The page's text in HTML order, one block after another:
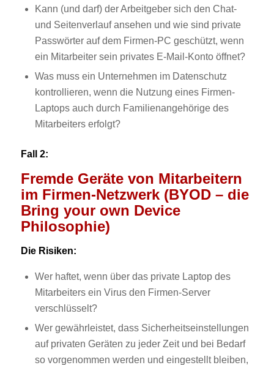
Kann (und darf) der Arbeitgeber sich den Chat-
und Seitenverlauf ansehen und wie sind private
Passwörter auf dem Firmen-PC geschützt, wenn
ein Mitarbeiter sein privates E-Mail-Konto öffnet?
Was muss ein Unternehmen im Datenschutz
kontrollieren, wenn die Nutzung eines Firmen-
Laptops auch durch Familienangehörige des
Mitarbeiters erfolgt?
Fall 2:
Fremde Geräte von Mitarbeitern
im Firmen-Netzwerk (BYOD – die
Bring your own Device
Philosophie)
Die Risiken:
Wer haftet, wenn über das private Laptop des
Mitarbeiters ein Virus den Firmen-Server
verschlüsselt?
Wer gewährleistet, dass Sicherheitseinstellungen
auf privaten Geräten zu jeder Zeit und bei Bedarf
so vorgenommen werden und eingestellt bleiben,